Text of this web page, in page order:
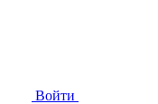
Войти